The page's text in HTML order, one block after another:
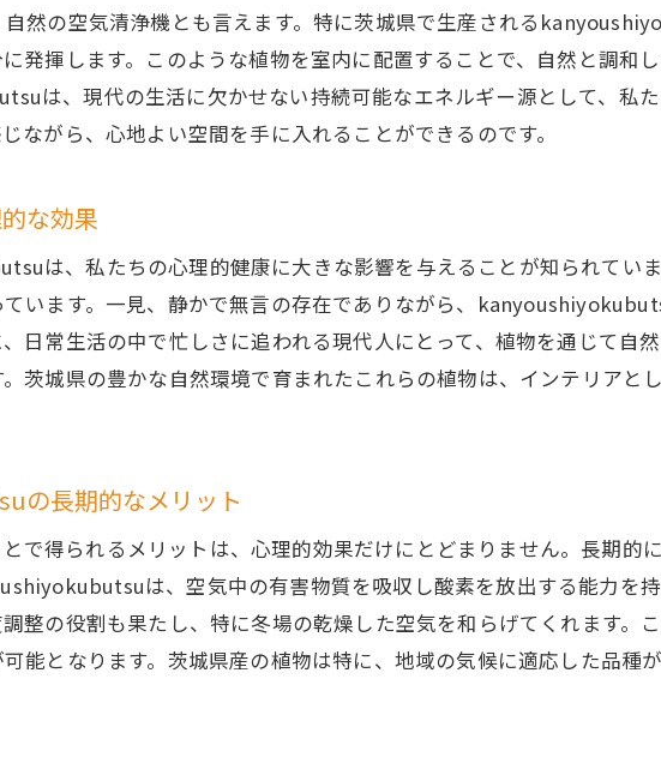
然の空気清浄機とも言えます。特に茨城県で生産される
発揮します。このような植物を室内に配置することで、自然と調和
は、現代の生活に欠かせない持続可能なエネルギー源として、私
ながら、心地よい空間を手に入れることができるのです。
な効果
は、私たちの心理的健康に大きな影響を与えることが知られてい
います。一見、静かで無言の存在でありながら、
日常生活の中で忙しさに追われる現代人にとって、植物を通じて自
茨城県の豊かな自然環境で育まれたこれらの植物は、インテリアと
の長期的なメリット
得られるメリットは、心理的効果だけにとどまりません。長期的
は、空気中の有害物質を吸収し酸素を放出する能力を
整の役割も果たし、特に冬場の乾燥した空気を和らげてくれます。
能となります。茨城県産の植物は特に、地域の気候に適応した品種